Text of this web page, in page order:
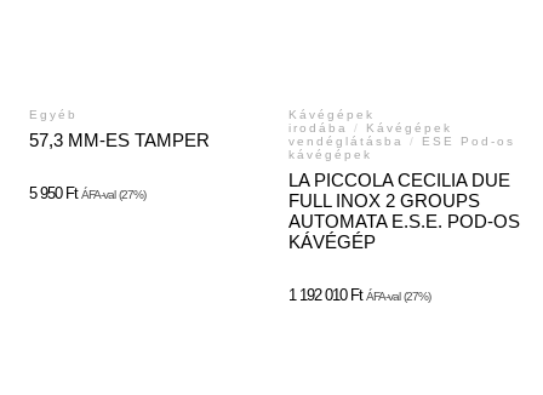
Egyéb
57,3 MM-ES TAMPER
5 950 Ft ÁFA-val (27%)
Kávégépek
irodába
/
Kávégépek
vendéglátásba
/
ESE Pod-os
kávégépek
LA PICCOLA CECILIA DUE
FULL INOX 2 GROUPS
AUTOMATA E.S.E. POD-OS
KÁVÉGÉP
1 192 010 Ft ÁFA-val (27%)